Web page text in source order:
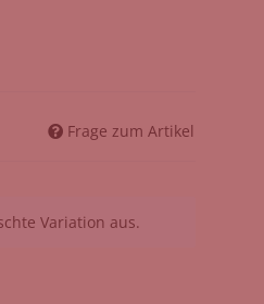
Frage zum Artikel
Variation aus.